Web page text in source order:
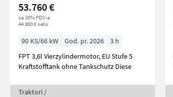
53.760 €
sa 20% PDV-a
44.800 € neto
90 KS/66 kW God. pr. 2026
3 h
FPT 3,6l Vierzylindermotor, EU Stufe 5
Kraftstofftank ohne Tankschutz Diese
Traktori /